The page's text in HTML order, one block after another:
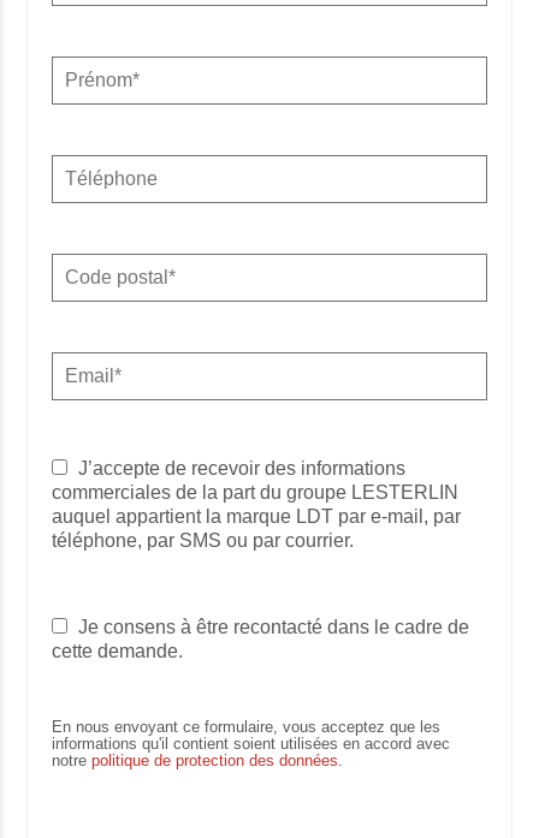
J’accepte de recevoir des informations
commerciales de la part du groupe LESTERLIN
auquel appartient la marque LDT par e-mail, par
téléphone, par SMS ou par courrier.
Je consens à être recontacté dans le cadre de
cette demande.
En nous envoyant ce formulaire, vous acceptez que les
informations qu'il contient soient utilisées en accord avec
notrepolitique de protection des données